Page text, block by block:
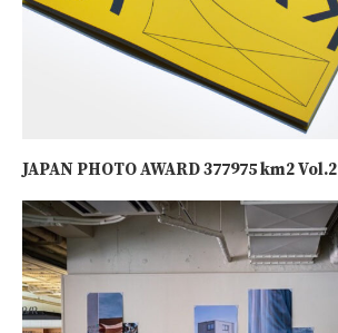
JAPAN PHOTO AWARD 377975 km2 Vol.2